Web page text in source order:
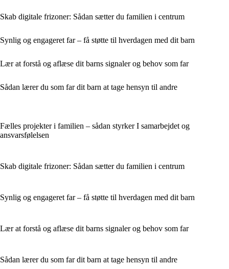
Skab digitale frizoner: Sådan sætter du familien i centrum
Synlig og engageret far – få støtte til hverdagen med dit barn
Lær at forstå og aflæse dit barns signaler og behov som far
Sådan lærer du som far dit barn at tage hensyn til andre
Fælles projekter i familien – sådan styrker I samarbejdet og
ansvarsfølelsen
Skab digitale frizoner: Sådan sætter du familien i centrum
Synlig og engageret far – få støtte til hverdagen med dit barn
Lær at forstå og aflæse dit barns signaler og behov som far
Sådan lærer du som far dit barn at tage hensyn til andre